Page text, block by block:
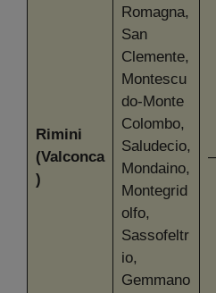
Rimini
(Valconca
)
Romagna,
San
Clemente,
Montescu
do-Monte
Colombo,
Saludecio,
Mondaino,
Montegrid
olfo,
Sassofeltr
io,
Gemmano
–